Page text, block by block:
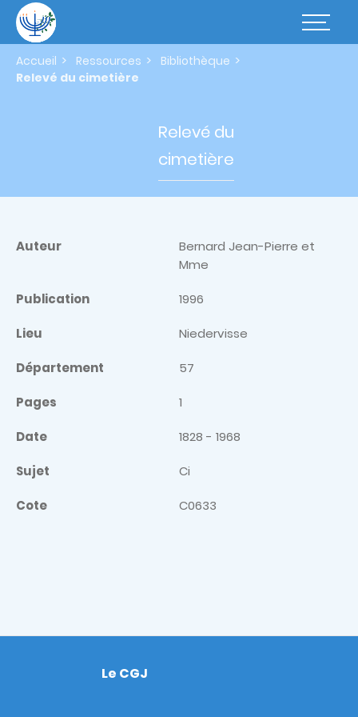
contenu
principal
Basculer
Accueil Ressources
Bibliothèque
Relevé du cimetière
Relevé du
cimetière
Auteur
Bernard Jean-Pierre et
Mme
Publication 1996
Lieu Niedervisse
Département 57
Pages 1
Date 1828 - 1968
Sujet Ci
Cote C0633
Footer
Le CGJ